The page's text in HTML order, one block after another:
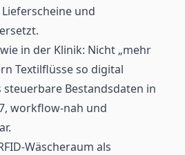
und
in der Klinik: Nicht „mehr
Textilflüsse so digital
steuerbare Bestandsdaten in
workflow-nah und
Wäscheraum als